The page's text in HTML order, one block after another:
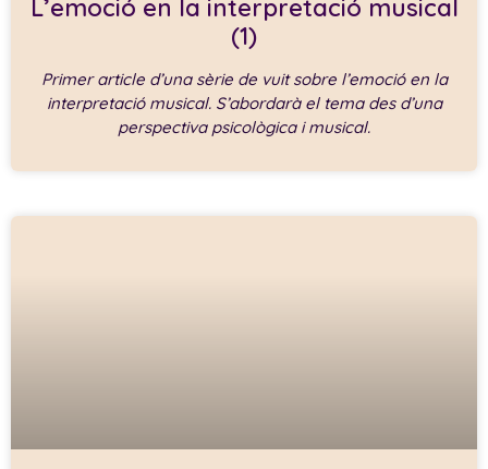
L’emoció en la interpretació musical
(1)
Primer article d’una sèrie de vuit sobre l’emoció en la
interpretació musical. S’abordarà el tema des d’una
perspectiva psicològica i musical.